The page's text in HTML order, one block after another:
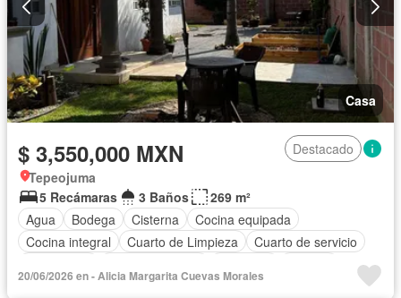
Casa
$ 3,550,000 MXN
Destacado
Tepeojuma
5 Recámaras
3 Baños
269 m²
Agua
Bodega Cisterna
Cocina equipada
Cocina integral
Cuarto de Limpieza
Cuarto de servicio
Jardín
Recámara con closet Terraza
20/06/2026 en - Alicia Margarita Cuevas Morales